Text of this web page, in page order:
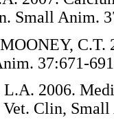
Small
C.T.
Anim.
2006.
Vet. Clin,